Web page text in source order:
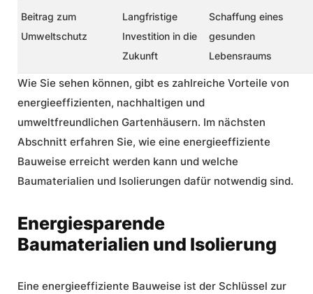
Beitrag zum
Umweltschutz
Langfristige
Investition in die
Zukunft
Schaffung eines
gesunden
Lebensraums
Wie Sie sehen können, gibt es zahlreiche Vorteile von
energieeffizienten, nachhaltigen und
umweltfreundlichen Gartenhäusern. Im nächsten
Abschnitt erfahren Sie, wie eine energieeffiziente
Bauweise erreicht werden kann und welche
Baumaterialien und Isolierungen dafür notwendig sind.
Energiesparende
Baumaterialien und Isolierung
Eine energieeffiziente Bauweise ist der Schlüssel zur